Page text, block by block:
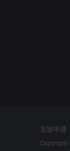
友链申请
Copyright